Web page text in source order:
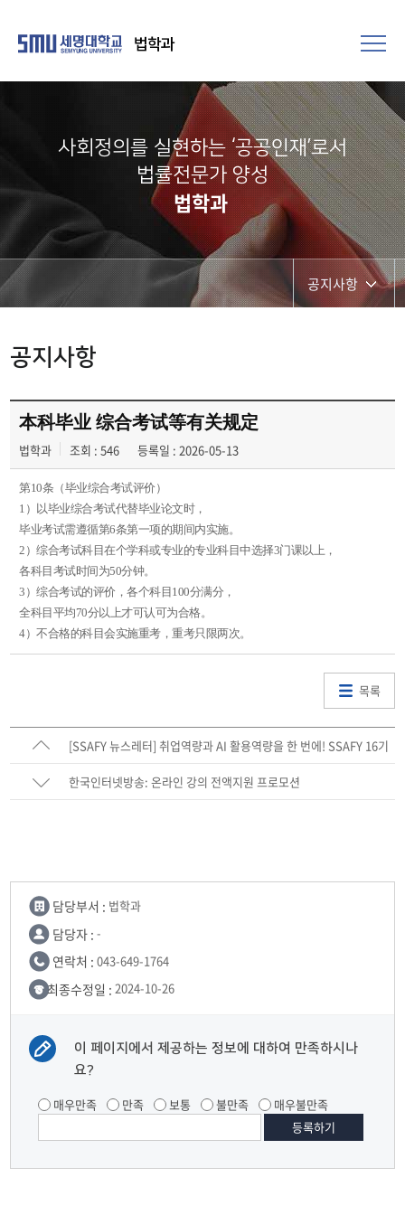
법학과
사회정의를 실현하는 ‘공공인재’로서
법률전문가 양성​
법학과
공지사항
공지사항
本科毕业 综合考试等有关规定
법학과 조회 : 546 등록일 : 2026-05-13
第10条（毕业综合考试评价）
1 ）以毕业综合考试代替毕业论文时，
毕业考试需遵循第6条第一项的期间内实施。
2 ）综合考试科目在个学科或专业的专业科目中选择3门课以上，
各科目考试时间为50分钟。
3 ）综合考试的评价，各个科目 100分满分，
全科目平均70分以上才可认可为合格。
4）不合格的科目会实施重考，重考只限两次。
목록
[SSAFY 뉴스레터] 취업역량과 AI 활용역량을 한 번에! SSAFY 16기
모집 (~5/11)
한국인터넷방송: 온라인 강의 전액지원 프로모션
담당부서 : 법학과
담당자 : -
연락처 : 043-649-1764
최종수정일 : 2024-10-26
이 페이지에서 제공하는 정보에 대하여 만족하시나
요?
매우만족 만족 보통 불만족 매우불만족